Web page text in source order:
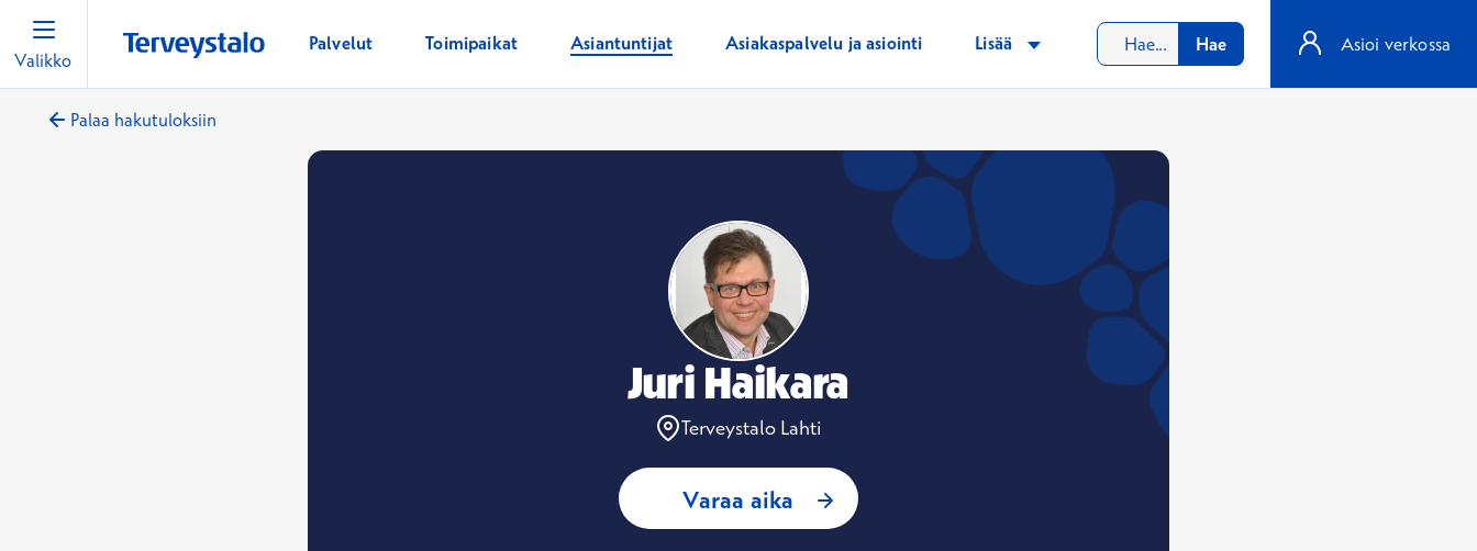
Valikko
Palvelut Toimipaikat Asiantuntijat Asiakaspalvelu ja asiointi Lisää Hae Asioi verkossa
Palaa hakutuloksiin
Juri Haikara
Terveystalo Lahti
Varaa aika : Juri Haikara,